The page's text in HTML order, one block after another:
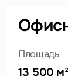
Площадь
13 500 м 2